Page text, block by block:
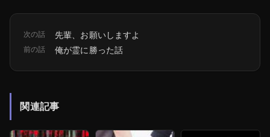
次の話 先輩、お願いしますよ
前の話 俺が霊に勝った話
関連記事